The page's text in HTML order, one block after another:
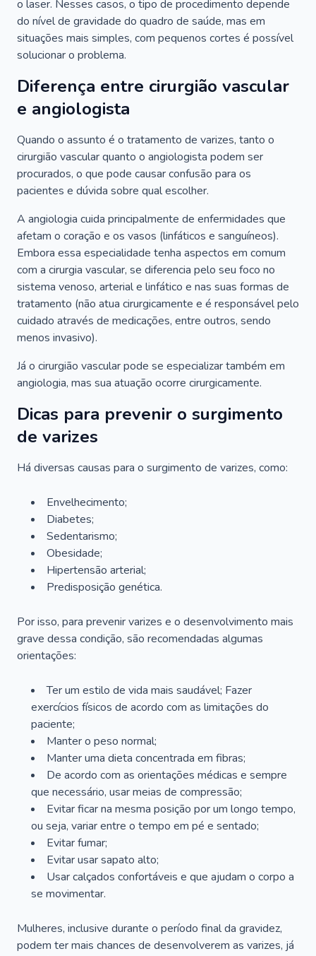
o laser. Nesses casos, o tipo de procedimento depende
do nível de gravidade do quadro de saúde, mas em
situações mais simples, com pequenos cortes é possível
solucionar o problema.
Diferença entre cirurgião vascular
e angiologista
Quando o assunto é o tratamento de varizes, tanto o
cirurgião vascular quanto o angiologista podem ser
procurados, o que pode causar confusão para os
pacientes e dúvida sobre qual escolher.
A angiologia cuida principalmente de enfermidades que
afetam o coração e os vasos (linfáticos e sanguíneos).
Embora essa especialidade tenha aspectos em comum
com a cirurgia vascular, se diferencia pelo seu foco no
sistema venoso, arterial e linfático e nas suas formas de
tratamento (não atua cirurgicamente e é responsável pelo
cuidado através de medicações, entre outros, sendo
menos invasivo).
Já o cirurgião vascular pode se especializar também em
angiologia, mas sua atuação ocorre cirurgicamente.
Dicas para prevenir o surgimento
de varizes
Há diversas causas para o surgimento de varizes, como:
Envelhecimento;
Diabetes;
Sedentarismo;
Obesidade;
Hipertensão arterial;
Predisposição genética.
Por isso, para prevenir varizes e o desenvolvimento mais
grave dessa condição, são recomendadas algumas
orientações:
Ter um estilo de vida mais saudável; Fazer
exercícios físicos de acordo com as limitações do
paciente;
Manter o peso normal;
Manter uma dieta concentrada em fibras;
De acordo com as orientações médicas e sempre
que necessário, usar meias de compressão;
Evitar ficar na mesma posição por um longo tempo,
ou seja, variar entre o tempo em pé e sentado;
Evitar fumar;
Evitar usar sapato alto;
Usar calçados confortáveis e que ajudam o corpo a
se movimentar.
Mulheres, inclusive durante o período final da gravidez,
podem ter mais chances de desenvolverem as varizes, já